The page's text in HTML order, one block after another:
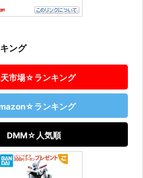
ング
市場☆ランキング
ランキング
DMM☆人気順